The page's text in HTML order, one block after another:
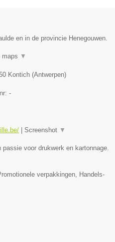
en in de provincie Henegouwen.
maps ▼
Kontich (Antwerpen)
-
Screenshot ▼
voor drukwerk en kartonnage.
verpakkingen, Handels-